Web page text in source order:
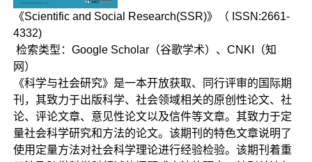
《Scientific and Social Research(SSR)》（ ISSN:2661-
4332)
检索类型：Google Scholar（谷歌学术）、CNKI（知
网）
《科学与社会研究》是一本开放获取、同行评审的国际期
刊，其致力于出版科学、社会领域相关的原创性论文、社
论、评论文章、意见性论文以及信件等文章。其致力于定
量社会科学研究和方法的论文。该期刊的特色文章说明了
使用定量方法对社会科学理论进行经验检验。该期刊着重